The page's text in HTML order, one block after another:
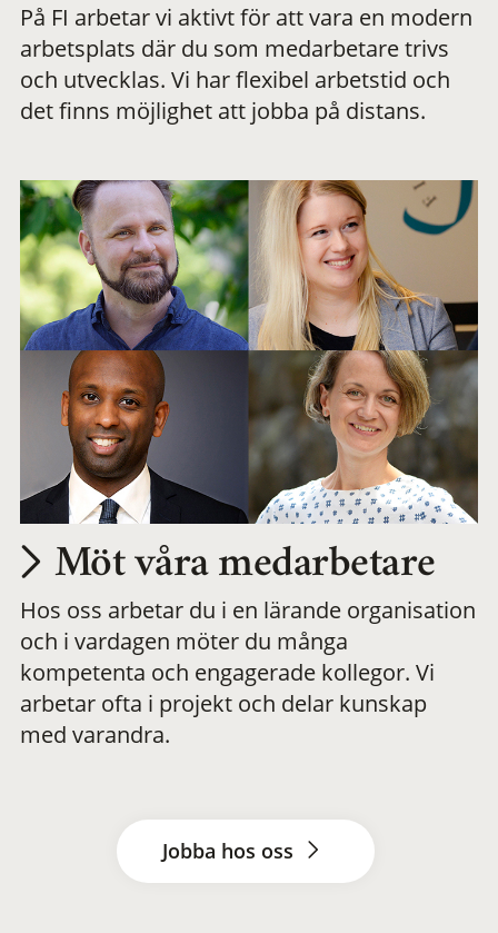
meningsfull och
flexibel
På FI arbetar vi aktivt för att vara en modern
arbetsplats där du som medarbetare trivs
och utvecklas. Vi har flexibel arbetstid och
det finns möjlighet att jobba på distans.
Möt våra medarbetare
Hos oss arbetar du i en lärande organisation
och i vardagen möter du många
kompetenta och engagerade kollegor. Vi
arbetar ofta i projekt och delar kunskap
med varandra.
Jobba hos oss